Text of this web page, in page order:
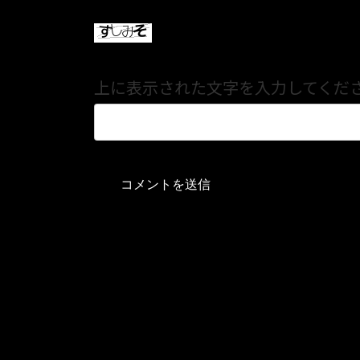
上に表示された文字を入力してくだ